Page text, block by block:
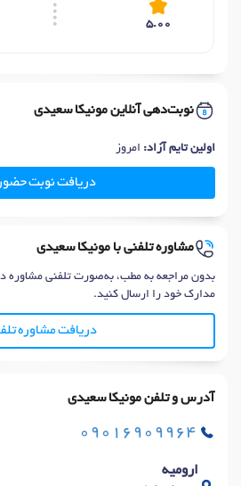
5.00
نوبت‌دهی آنلاین مونیکا سعیدی
اولین تایم آزاد: امروز
دریافت نوبت
مشاوره تلفنی با مونیکا سعیدی
بدون مراجعه به مطب، به‌صورت تلفنی مشاوره
مدارک خود را ارسال کنید.
دریافت مشاوره
آدرس و تلفن مونیکا سعیدی
09016909964
ارومیه